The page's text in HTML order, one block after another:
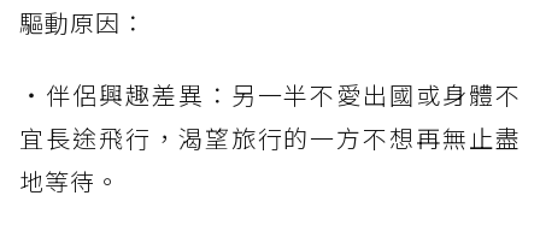
驅動原因：
・伴侶興趣差異：另一半不愛出國或身體不
宜長途飛行，渴望旅行的一方不想再無止盡
地等待。